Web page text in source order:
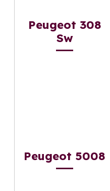
Peugeot 308
Sw
Peugeot 5008